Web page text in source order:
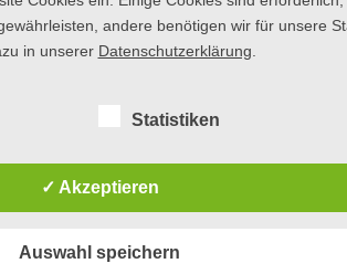
afrikanischen
andere benötigen wir für unsere
in unserer Datenschutzerklärung
Statistiken
✓ Akzeptieren
Auswahl speichern